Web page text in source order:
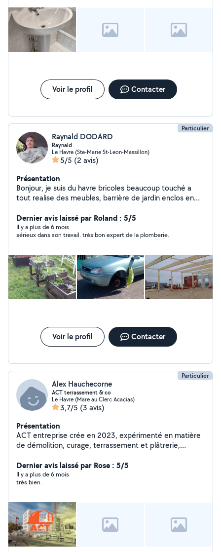
Voir le profil Contacter
Particulier
Raynald DODARD
Raynald
Le Havre (Ste-Marie St-Leon-Massillon)
5/5 (2 avis)
Présentation
Bonjour, je suis du havre bricoles beaucoup touché a
tout realise des meubles, barrière de jardin enclos en
plombier chauffagiste monteur charpente j'ai fait divers
métiers ce qui me permet d'avoir beaucoup de
connaissances
Dernier avis laissé par Roland : 5/5
Il y a plus de 6 mois
sérieux dans son travail. très bon expert de la plomberie.
Voir le profil Contacter
Particulier
Alex Hauchecorne
ACT terrassement & co
Le Havre (Mare au Clerc Acacias)
3,7/5 (3 avis)
Présentation
ACT entreprise crée en 2023, expérimenté en matière
de démolition, curage, terrassement et plâtrerie,
rapide. Possibilité d'intervenir très rapidement.
Dernier avis laissé par Rose : 5/5
Il y a plus de 6 mois
très bien.